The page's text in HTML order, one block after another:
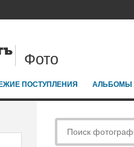
Фото
ПОСТУПЛЕНИЯ АЛЬБОМЫ